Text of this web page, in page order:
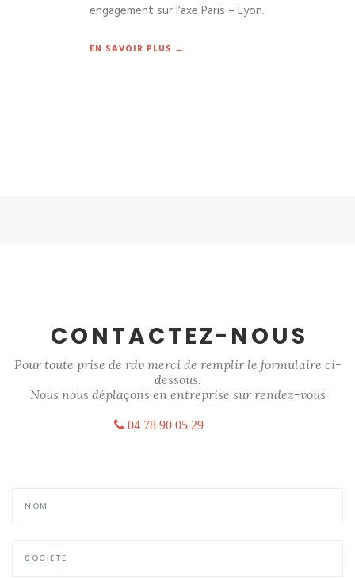
engagement sur l’axe Paris – Lyon.
EN SAVOIR PLUS →
CONTACTEZ-NOUS
Pour toute prise de rdv merci de remplir le formulaire ci-
dessous.
Nous nous déplaçons en entreprise sur rendez-vous
04 78 90 05 29